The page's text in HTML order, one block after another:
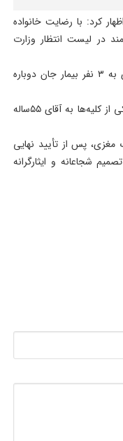
کرد: با رضایت خانواده
در لیست انتظار وزارت
میرموسی میری‌نژاد افزود: کلیه‌ها و کبد این دختر ۱۵ساله مرگ مغزی به ۳ نفر بیمار جان دوباره
وی اضافه کرد: کبد این شهروند به یک آقای ۵۵ساله ساکن اشنویه، یکی از کلیه‌ها به آقای ۵۵ساله
پس از تأیید نهایی
شجاعانه و ایثارگرانه